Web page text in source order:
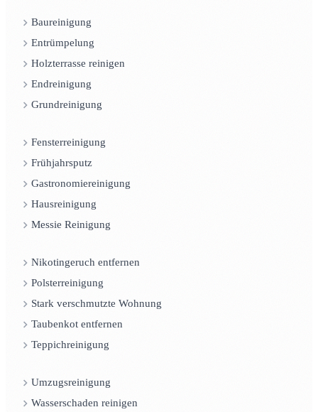
Baureinigung
Entrümpelung
Holzterrasse reinigen
Endreinigung
Grundreinigung
Fensterreinigung
Frühjahrsputz
Gastronomiereinigung
Hausreinigung
Messie Reinigung
Nikotingeruch entfernen
Polsterreinigung
Stark verschmutzte Wohnung
Taubenkot entfernen
Teppichreinigung
Umzugsreinigung
Wasserschaden reinigen